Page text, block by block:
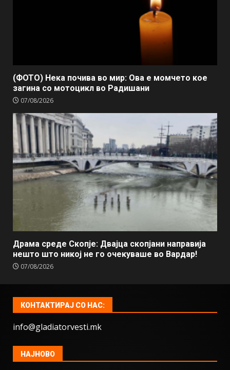
(ФОТО) Нека почива во мир: Ова е момчето кое
загина со мотоцикл во Радишани
07/08/2026
Драма среде Скопје: Двајца скопјани направија
нешто што никој не го очекуваше во Вардар!
07/08/2026
КОНТАКТИРАЈ СО НАС:
info@gladiatorvesti.mk
НАЈНОВО